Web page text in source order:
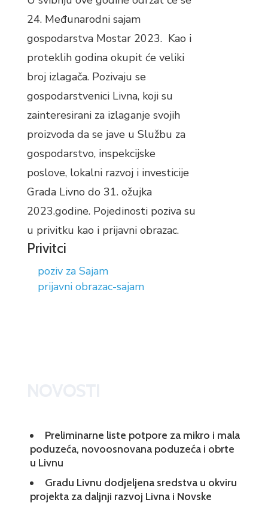
24. Međunarodni sajam
gospodarstva Mostar 2023. Kao i
proteklih godina okupit će veliki
broj izlagača. Pozivaju se
gospodarstvenici Livna, koji su
zainteresirani za izlaganje svojih
proizvoda da se jave u Službu za
gospodarstvo, inspekcijske
poslove, lokalni razvoj i investicije
Grada Livno do 31. ožujka
2023.godine. Pojedinosti poziva su
u privitku kao i prijavni obrazac.
Privitci
poziv za Sajam
prijavni obrazac-sajam
Preliminarne liste potpore za mikro i mala
poduzeća, novoosnovana poduzeća i obrte
u Livnu
Gradu Livnu dodjeljena sredstva u okviru
projekta za daljnji razvoj Livna i Novske